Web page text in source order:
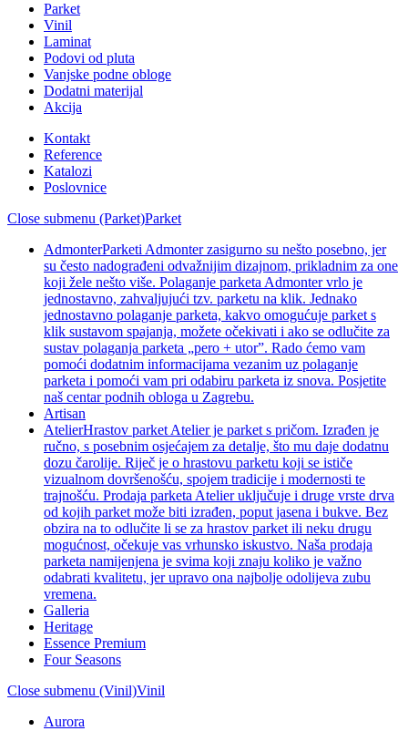
Parket
Vinil
Laminat
Podovi od pluta
Vanjske podne obloge
Dodatni materijal
Akcija
Kontakt
Reference
Katalozi
Poslovnice
Close submenu (Parket)Parket
AdmonterParketi Admonter zasigurno su nešto posebno, jer
su često nadograđeni odvažnijim dizajnom, prikladnim za one
koji žele nešto više. Polaganje parketa Admonter vrlo je
jednostavno, zahvaljujući tzv. parketu na klik. Jednako
jednostavno polaganje parketa, kakvo omogućuje parket s
klik sustavom spajanja, možete očekivati i ako se odlučite za
sustav polaganja parketa „pero + utor”. Rado ćemo vam
pomoći dodatnim informacijama vezanim uz polaganje
parketa i pomoći vam pri odabiru parketa iz snova. Posjetite
naš centar podnih obloga u Zagrebu.
Artisan
AtelierHrastov parket Atelier je parket s pričom. Izrađen je
ručno, s posebnim osjećajem za detalje, što mu daje dodatnu
dozu čarolije. Riječ je o hrastovu parketu koji se ističe
vizualnom dovršenošću, spojem tradicije i modernosti te
trajnošću. Prodaja parketa Atelier uključuje i druge vrste drva
od kojih parket može biti izrađen, poput jasena i bukve. Bez
obzira na to odlučite li se za hrastov parket ili neku drugu
mogućnost, očekuje vas vrhunsko iskustvo. Naša prodaja
parketa namijenjena je svima koji znaju koliko je važno
odabrati kvalitetu, jer upravo ona najbolje odolijeva zubu
vremena.
Galleria
Heritage
Essence Premium
Four Seasons
Close submenu (Vinil)Vinil
Aurora